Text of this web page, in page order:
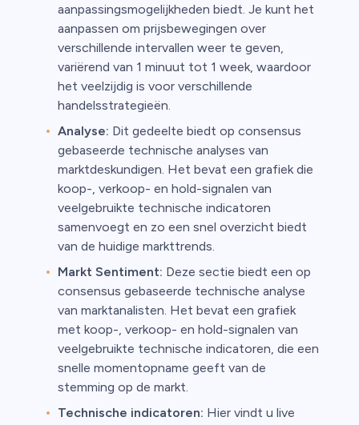
aanpassingsmogelijkheden biedt. Je kunt het
aanpassen om prijsbewegingen over
verschillende intervallen weer te geven,
variërend van 1 minuut tot 1 week, waardoor
het veelzijdig is voor verschillende
handelsstrategieën.
Analyse: Dit gedeelte biedt op consensus
gebaseerde technische analyses van
marktdeskundigen. Het bevat een grafiek die
koop-, verkoop- en hold-signalen van
veelgebruikte technische indicatoren
samenvoegt en zo een snel overzicht biedt
van de huidige markttrends.
Markt Sentiment: Deze sectie biedt een op
consensus gebaseerde technische analyse
van marktanalisten. Het bevat een grafiek
met koop-, verkoop- en hold-signalen van
veelgebruikte technische indicatoren, die een
snelle momentopname geeft van de
stemming op de markt.
Technische indicatoren: Hier vindt u live